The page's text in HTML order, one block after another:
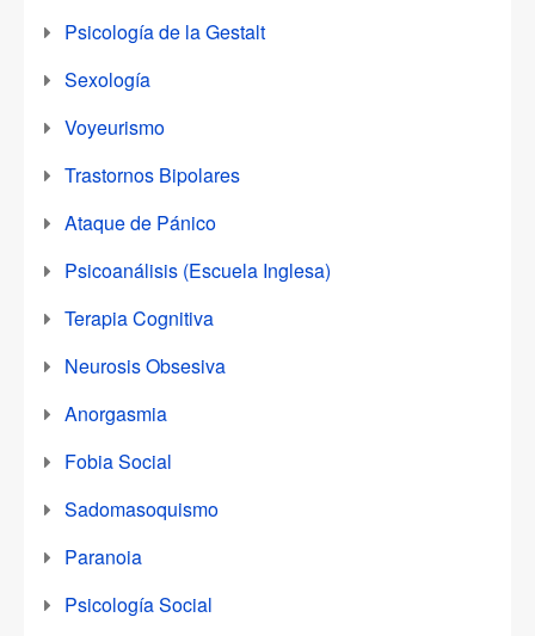
Psicología de la Gestalt
Sexología
Voyeurismo
Trastornos Bipolares
Ataque de Pánico
Psicoanálisis (Escuela Inglesa)
Terapia Cognitiva
Neurosis Obsesiva
Anorgasmia
Fobia Social
Sadomasoquismo
Paranoia
Psicología Social